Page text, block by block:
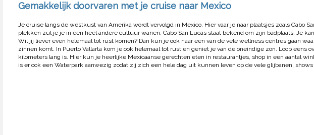
Gemakkelijk doorvaren met je cruise naar Mexico
Je cruise langs de westkust van Amerika wordt vervolgd in Mexico. Hier vaar je naar plaatsjes zoals Cabo
plekken zul je je in een heel andere cultuur wanen. Cabo San Lucas staat bekend om zijn badplaats. Je
Wil jij liever even helemaal tot rust komen? Dan kun je ook naar een van de vele wellness centres gaan
zinnen komt. In Puerto Vallarta kom je ook helemaal tot rust en geniet je van de oneindige zon. Loop eens
kilometers lang is. Hier kun je heerlijke Mexicaanse gerechten eten in restaurantjes, shop in een aantal
is er ook een Waterpark aanwezig zodat zij zich een hele dag uit kunnen leven op de vele glijbanen,